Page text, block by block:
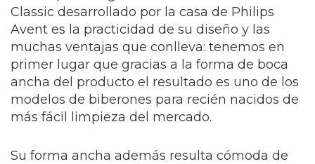
Classic desarrollado por la casa de Philips
Avent es la practicidad de su diseño y las
muchas ventajas que conlleva: tenemos en
primer lugar que gracias a la forma de boca
ancha del producto el resultado es uno de los
modelos de biberones para recién nacidos de
más fácil limpieza del mercado.
Su forma ancha además resulta cómoda de